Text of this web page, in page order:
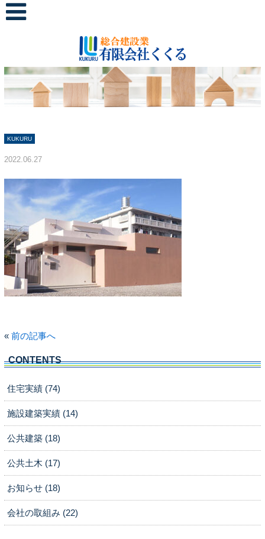
KUKURU
2022.06.27
« 前の記事へ
CONTENTS
住宅実績 (74)
施設建築実績 (14)
公共建築 (18)
公共土木 (17)
お知らせ (18)
会社の取組み (22)